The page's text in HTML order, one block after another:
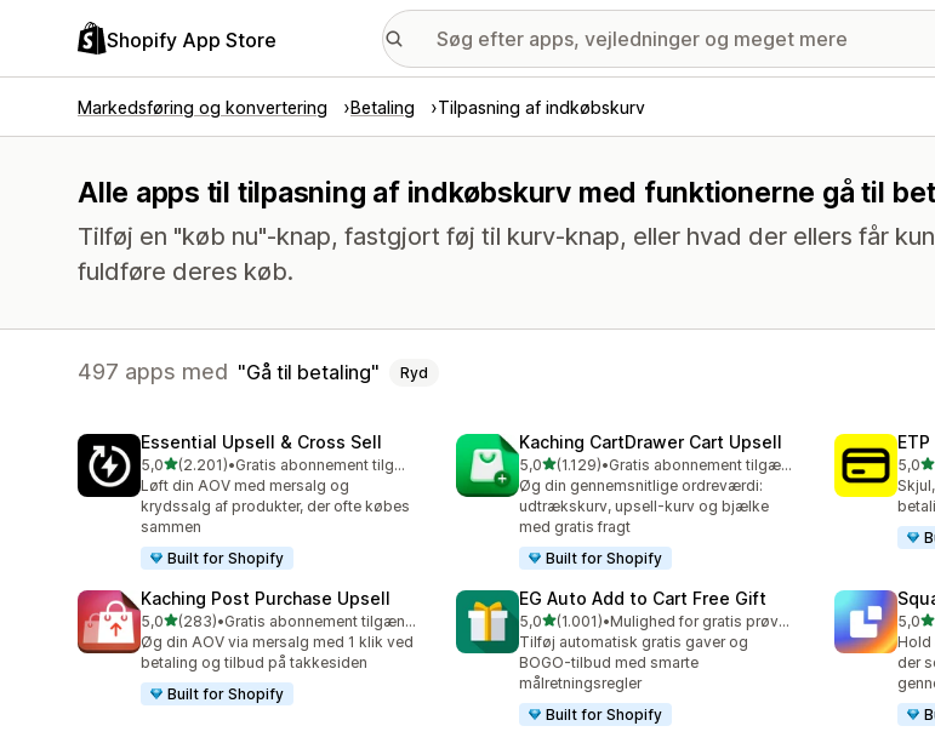
Shopify App Store
Markedsføring og konvertering Betaling Tilpasning af indkøbskurv
Alle apps til tilpasning af indkøbskurv med funktionerne gå til
Tilføj en "køb nu"-knap, fastgjort føj til kurv-knap, eller hvad der ellers får
fuldføre deres køb.
497 apps med Gå til betaling Ryd
Essential Upsell & Cross Sell
5,0ud af 5 stjerner
(2.201)
2201 anmeldelser i alt
•
Gratis abonnement tilgængeligt
Løft din AOV med mersalg og
krydssalg af produkter, der ofte købes
sammen
Built for Shopify
Kaching CartDrawer Cart Upsell
5,0ud af 5 stjerner
(1.129)
1129 anmeldelser i alt
•
Gratis abonnement tilgængeligt
Øg din gennemsnitlige ordreværdi:
udtrækskurv, upsell-kurv og bjælke
med gratis fragt
Built for Shopify
5,0
365
Kaching Post Purchase Upsell
5,0ud af 5 stjerner
(283)
283 anmeldelser i alt
•
Gratis abonnement tilgængeligt
Øg din AOV via mersalg med 1 klik ved
betaling og tilbud på takkesiden
Built for Shopify
EG Auto Add to Cart Free Gift
5,0ud af 5 stjerner
(1.001)
1001 anmeldelser i alt
•
Mulighed for gratis prøveperiode
Tilføj automatisk gratis gaver og
BOGO-tilbud med smarte
målretningsregler
Built for Shopify
5,0
134
Hold
der